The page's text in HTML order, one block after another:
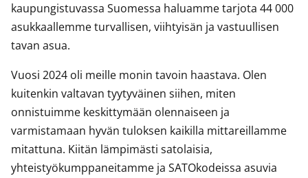
kaupungistuvassa Suomessa haluamme tarjota 44 000
asukkaallemme turvallisen, viihtyisän ja vastuullisen
tavan asua.
Vuosi 2024 oli meille monin tavoin haastava. Olen
kuitenkin valtavan tyytyväinen siihen, miten
onnistuimme keskittymään olennaiseen ja
varmistamaan hyvän tuloksen kaikilla mittareillamme
mitattuna. Kiitän lämpimästi satolaisia,
yhteistyökumppaneitamme ja SATOkodeissa asuvia